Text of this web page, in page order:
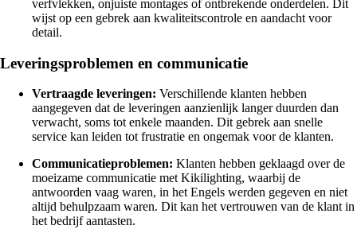
verfvlekken, onjuiste montages of ontbrekende onderdelen. Dit
wijst op een gebrek aan kwaliteitscontrole en aandacht voor
detail.
Leveringsproblemen en communicatie
Vertraagde leveringen: Verschillende klanten hebben
aangegeven dat de leveringen aanzienlijk langer duurden dan
verwacht, soms tot enkele maanden. Dit gebrek aan snelle
service kan leiden tot frustratie en ongemak voor de klanten.
Communicatieproblemen: Klanten hebben geklaagd over de
moeizame communicatie met Kikilighting, waarbij de
antwoorden vaag waren, in het Engels werden gegeven en niet
altijd behulpzaam waren. Dit kan het vertrouwen van de klant in
het bedrijf aantasten.